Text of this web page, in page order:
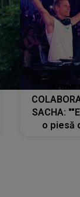
SACHA:
o piesă